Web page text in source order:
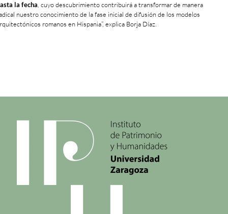
la fecha , cuyo descubrimiento contribuirá a transformar de manera
nuestro conocimiento de la fase inicial de difusión de los modelos
romanos en Hispania”, explica Borja Díaz.